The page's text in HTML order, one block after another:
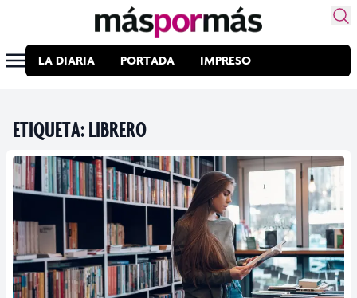
LA DIARIA PORTADA IMPRESO
ETIQUETA:LIBRERO